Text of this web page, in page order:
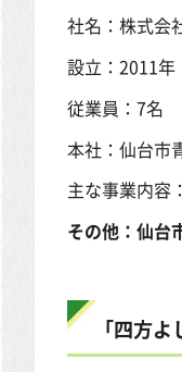
社名：株式会
設立：2011年
従業員：7名
本社：仙台市
主な事業内容
その他：仙台
「四方